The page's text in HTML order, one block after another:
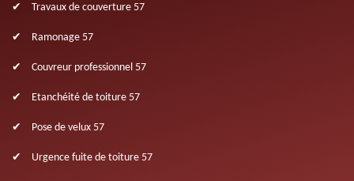
Travaux de couverture 57
Ramonage 57
Couvreur professionnel 57
Etanchéité de toiture 57
Pose de velux 57
Urgence fuite de toiture 57